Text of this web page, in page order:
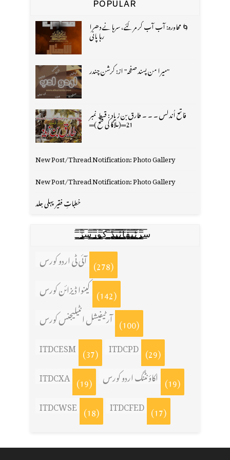
POPULAR
🌀 محاورہ: آب آب کر مر گئے، سرہانے دھرا
رہا پانی
"میرا من پسند صفحہ" از: کرشن چندر
فاتح اُندلس ۔ ۔ ۔ طارق بن زیاد : قسط نمبر
21═(ملاگا کی فتح )═
New Post/Thread Notification: Photo Gallery
New Post/Thread Notification: Photo Gallery
خطباتِ فقیر پہلی جلد
س̳̿͟͞ر̳̿͟͞ٹ̳̿͟͞ی̳̿͟͞ف̳̿͟͞ا̳̿͟͞ي̳̳̿ٔ̿͟͟͞͞ی̳̿͟͞ڈ̳̿͟͞ ̳̿͟͞ک̳̿͟͞و̳̿͟͞ر̳̿͟͞س̳̿͟͞ز̳̿͟͞
آئی ٹی اردو کورس (278)
کینوا ڈیزائن کورس (142)
آرٹیفیشل انٹیلیجنس کورس (100)
ITDCESM (37) ITDCPD (29)
ITDCXA (19) اکاؤنٹنگ اردو کورس (19)
ITDCWSE (18) ITDCFED (17)